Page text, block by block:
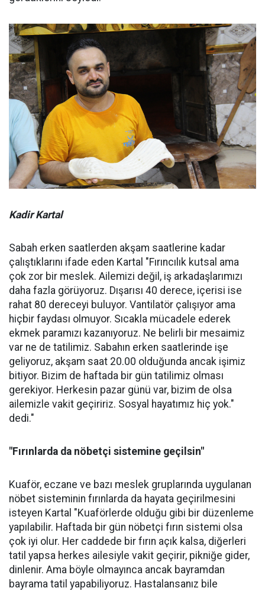
Kadir Kartal
Sabah erken saatlerden akşam saatlerine kadar
çalıştıklarını ifade eden Kartal "Fırıncılık kutsal ama
çok zor bir meslek. Ailemizi değil, iş arkadaşlarımızı
daha fazla görüyoruz. Dışarısı 40 derece, içerisi ise
rahat 80 dereceyi buluyor. Vantilatör çalışıyor ama
hiçbir faydası olmuyor. Sıcakla mücadele ederek
ekmek paramızı kazanıyoruz. Ne belirli bir mesaimiz
var ne de tatilimiz. Sabahın erken saatlerinde işe
geliyoruz, akşam saat 20.00 olduğunda ancak işimiz
bitiyor. Bizim de haftada bir gün tatilimiz olması
gerekiyor. Herkesin pazar günü var, bizim de olsa
ailemizle vakit geçiririz. Sosyal hayatımız hiç yok."
dedi."
"Fırınlarda da nöbetçi sistemine geçilsin"
Kuaför, eczane ve bazı meslek gruplarında uygulanan
nöbet sisteminin fırınlarda da hayata geçirilmesini
isteyen Kartal "Kuaförlerde olduğu gibi bir düzenleme
yapılabilir. Haftada bir gün nöbetçi fırın sistemi olsa
çok iyi olur. Her caddede bir fırın açık kalsa, diğerleri
tatil yapsa herkes ailesiyle vakit geçirir, pikniğe gider,
dinlenir. Ama böyle olmayınca ancak bayramdan
bayrama tatil yapabiliyoruz. Hastalansanız bile